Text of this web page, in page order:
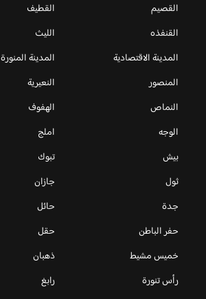
القصيم
القطيف
القنفذه
الليث
المدينة الاقتصادية
المدينة المنورة
المنصور
النعيرية
النماص
الهفوف
الوجه
املج
بيش
تبوك
ثول
جازان
جدة
حائل
حفر الباطن
حقل
خميس مشيط
ذهبان
رأس تنورة
رابغ